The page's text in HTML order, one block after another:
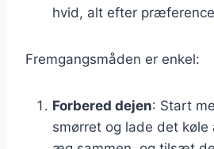
hvid, alt efter
Fremgangsmåden er enkel:
Forbered dejen: Start
smørret og lade det køle